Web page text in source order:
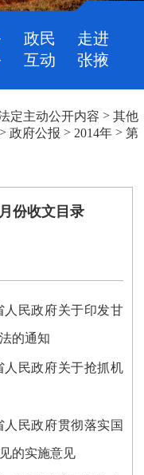
政民
互动
走进
张掖
定主动公开内容 >其他
>政府公报 > 2014年 >第
份收文目录
民政府关于印发甘
的通知
民政府关于抢抓机
民政府贯彻落实国
的实施意见